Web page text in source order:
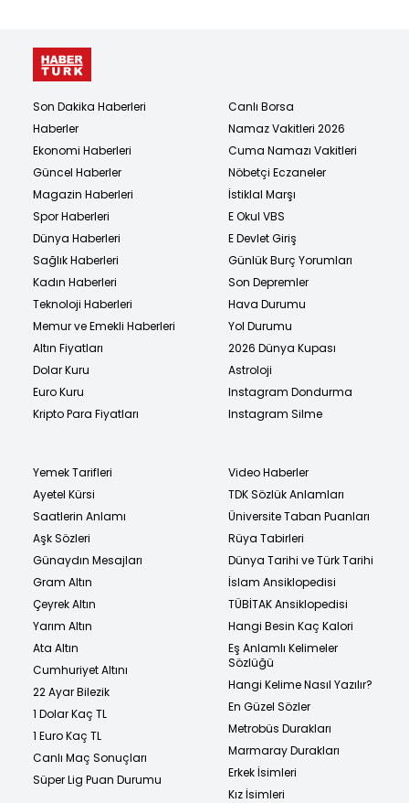
Son Dakika Haberleri
Haberler
Ekonomi Haberleri
Güncel Haberler
Magazin Haberleri
Spor Haberleri
Dünya Haberleri
Sağlık Haberleri
Kadın Haberleri
Teknoloji Haberleri
Memur ve Emekli Haberleri
Altın Fiyatları
Dolar Kuru
Euro Kuru
Kripto Para Fiyatları
Canlı Borsa
Namaz Vakitleri 2026
Cuma Namazı Vakitleri
Nöbetçi Eczaneler
İstiklal Marşı
E Okul VBS
E Devlet Giriş
Günlük Burç Yorumları
Son Depremler
Hava Durumu
Yol Durumu
2026 Dünya Kupası
Astroloji
Instagram Dondurma
Instagram Silme
Yemek Tarifleri
Ayetel Kürsi
Saatlerin Anlamı
Aşk Sözleri
Günaydın Mesajları
Gram Altın
Çeyrek Altın
Yarım Altın
Ata Altın
Cumhuriyet Altını
22 Ayar Bilezik
1 Dolar Kaç TL
1 Euro Kaç TL
Canlı Maç Sonuçları
Süper Lig Puan Durumu
Video Haberler
TDK Sözlük Anlamları
Üniversite Taban Puanları
Rüya Tabirleri
Dünya Tarihi ve Türk Tarihi
İslam Ansiklopedisi
TÜBİTAK Ansiklopedisi
Hangi Besin Kaç Kalori
Eş Anlamlı Kelimeler
Sözlüğü
Hangi Kelime Nasıl Yazılır?
En Güzel Sözler
Metrobüs Durakları
Marmaray Durakları
Erkek İsimleri
Kız İsimleri